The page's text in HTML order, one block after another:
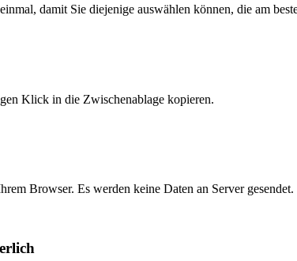
damit Sie diejenige auswählen können, die am
Klick in die Zwischenablage kopieren.
Browser. Es werden keine Daten an Server gesendet.